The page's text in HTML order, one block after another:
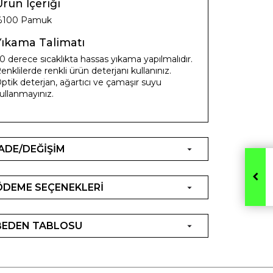
İçeriği
Pamuk
Talimatı
derece sıcaklıkta hassas yıkama yapılmalıdır.
renkli ürün deterjanı kullanınız.
deterjan, ağartıcı ve çamaşır suyu
DEĞİŞİM
SEÇENEKLERİ
TABLOSU